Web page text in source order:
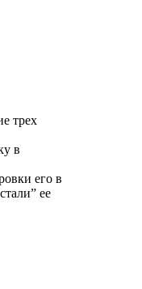
трех
в
его в
ее